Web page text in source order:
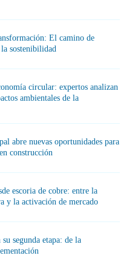
El camino de
sostenibilidad
circular: expertos analizan
ambientales de la
abre nuevas oportunidades para
construcción
escoria de cobre: entre la
y la activación de mercado
segunda etapa: de la